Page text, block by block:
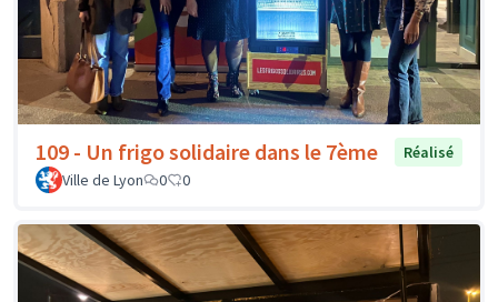
109 - Un frigo solidaire dans le 7ème
Réalisé
Ville de Lyon
0 0